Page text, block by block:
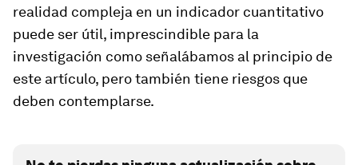
realidad compleja en un indicador cuantitativo
puede ser útil, imprescindible para la
investigación como señalábamos al principio de
este artículo, pero también tiene riesgos que
deben contemplarse.